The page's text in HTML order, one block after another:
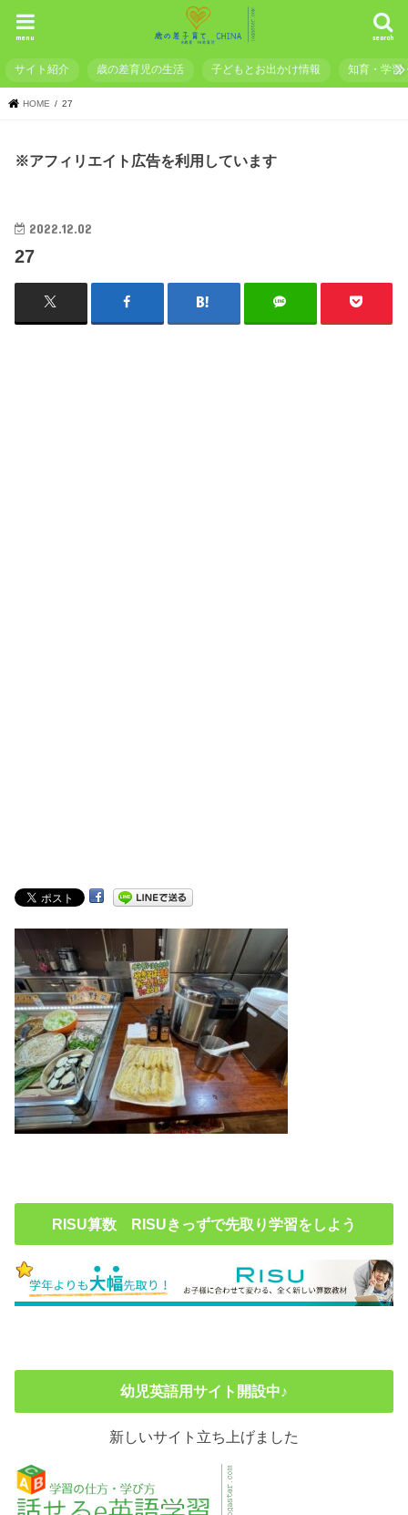
search
menu
サイト紹介 歳の差育児の生活 子どもとお出かけ情報 知育・学習
HOME 27
※アフィリエイト広告を利用しています
2022.12.02
27
RISU算数 RISUきっずで先取り学習をしよう
幼児英語用サイト開設中♪
新しいサイト立ち上げました